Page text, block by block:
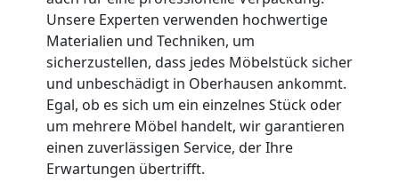
Unsere Experten verwenden hochwertige
Materialien und Techniken, um
sicherzustellen, dass jedes Möbelstück sicher
und unbeschädigt in Oberhausen ankommt.
Egal, ob es sich um ein einzelnes Stück oder
um mehrere Möbel handelt, wir garantieren
einen zuverlässigen Service, der Ihre
Erwartungen übertrifft.
und
Lagerung
Leonding